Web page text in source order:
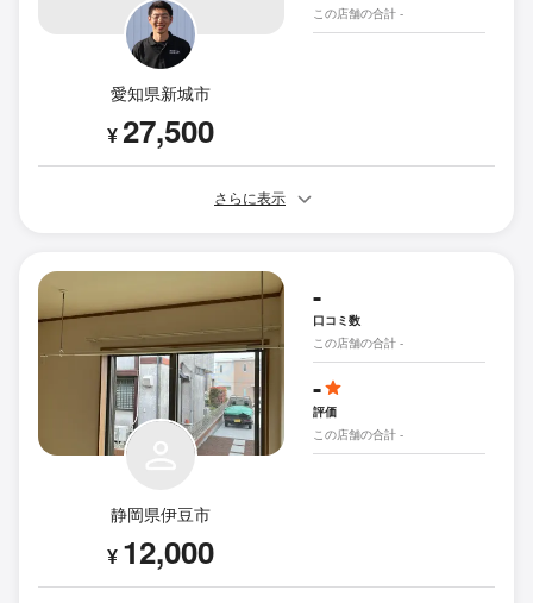
愛知県新城市
¥27,500
この店舗の合計 -
さらに表示
静岡県伊豆市
¥ 12,000
-
口コミ数
この店舗の合計 -
-
評価
この店舗の合計 -